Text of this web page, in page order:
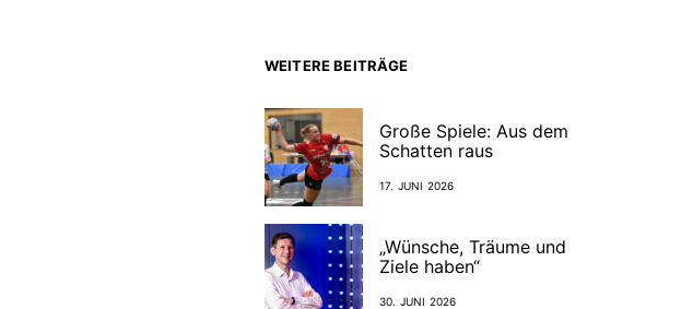
WEITERE BEITRÄGE
Große Spiele: Aus dem
Schatten raus
17. JUNI 2026
„Wünsche, Träume und
Ziele haben“
30. JUNI 2026